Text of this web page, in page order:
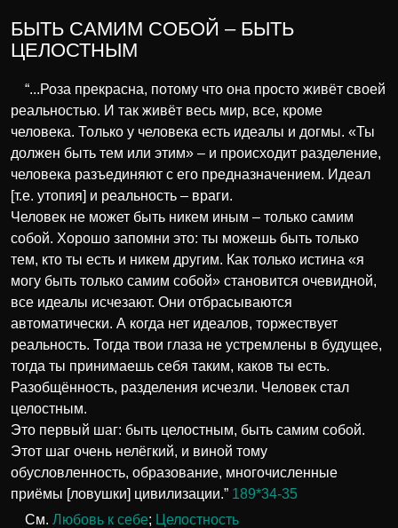
БЫТЬ САМИМ СОБОЙ – БЫТЬ
ЦЕЛОСТНЫМ
“...Роза прекрасна, потому что она просто живёт своей
реальностью. И так живёт весь мир, все, кроме
человека. Только у человека есть идеалы и догмы. «Ты
должен быть тем или этим» – и происходит разделение,
человека разъединяют с его предназначением. Идеал
[т.е. утопия] и реальность – враги.
Человек не может быть никем иным – только самим
собой. Хорошо запомни это: ты можешь быть только
тем, кто ты есть и никем другим. Как только истина «я
могу быть только самим собой» становится очевидной,
все идеалы исчезают. Они отбрасываются
автоматически. А когда нет идеалов, торжествует
реальность. Тогда твои глаза не устремлены в будущее,
тогда ты принимаешь себя таким, каков ты есть.
Разобщённость, разделения исчезли. Человек стал
целостным.
Это первый шаг: быть целостным, быть самим собой.
Этот шаг очень нелёгкий, и виной тому
обусловленность, образование, многочисленные
приёмы [ловушки] цивилизации.” 189*34-35
См. Любовь к себе; Целостность